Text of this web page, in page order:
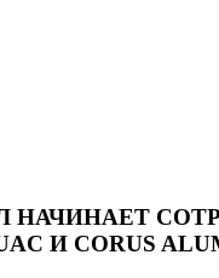
НАЧИНАЕТ
И CORUS